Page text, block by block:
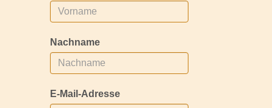
Nachname
E-Mail-Adresse